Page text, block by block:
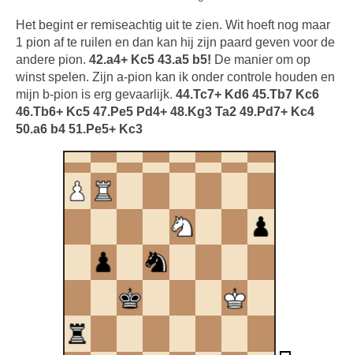
Het begint er remiseachtig uit te zien. Wit hoeft nog maar
1 pion af te ruilen en dan kan hij zijn paard geven voor de
andere pion. 42.a4+ Kc5 43.a5 b5! De manier om op
winst spelen. Zijn a-pion kan ik onder controle houden en
mijn b-pion is erg gevaarlijk. 44.Tc7+ Kd6 45.Tb7 Kc6
46.Tb6+ Kc5 47.Pe5 Pd4+ 48.Kg3 Ta2 49.Pd7+ Kc4
50.a6 b4 51.Pe5+ Kc3